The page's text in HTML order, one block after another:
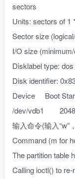
sectors
Units: sectors of 1
Sector size
I/O size
Disklabel type: dos
Disk identifier:
Device Boot
/dev/vdb1 2048
输入命令(输入“w”
Command (m for
The partition table
Calling ioctl() to re-